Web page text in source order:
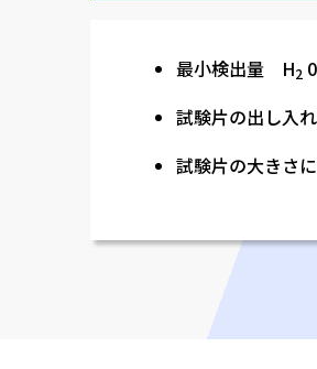
最小検出量 H2
試験片の出し入
試験片の大きさ